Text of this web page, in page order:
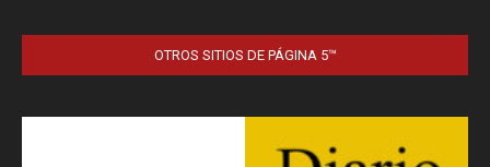
OTROS SITIOS DE PÁGINA 5™